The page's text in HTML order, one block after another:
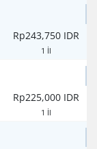
Rp243,750 IDR
1 İl
Rp225,000 IDR
1 İl